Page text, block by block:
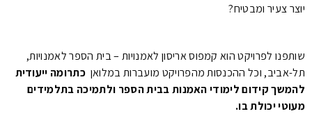
יוצר צעיר ומבטיח?
שותפנו לפרויקט הוא קמפוס אריסון לאמנויות – בית הספר לאמנויות,
תל-אביב, וכל ההכנסות מהפרויקט מועברות במלואן כתרומה ייעודית
להמשך קידום לימודי האמנות בבית הספר ולתמיכה בתלמידים
מעוטי יכולת בו.